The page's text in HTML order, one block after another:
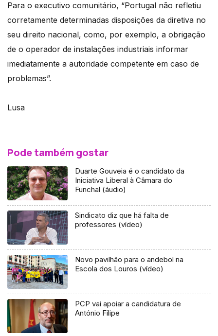
Para o executivo comunitário, “Portugal não refletiu
corretamente determinadas disposições da diretiva no
seu direito nacional, como, por exemplo, a obrigação
de o operador de instalações industriais informar
imediatamente a autoridade competente em caso de
problemas”.
Lusa
Pode também gostar
Duarte Gouveia é o candidato da
Iniciativa Liberal à Câmara do
Funchal (áudio)
Sindicato diz que há falta de
professores (vídeo)
Novo pavilhão para o andebol na
Escola dos Louros (vídeo)
PCP vai apoiar a candidatura de
António Filipe